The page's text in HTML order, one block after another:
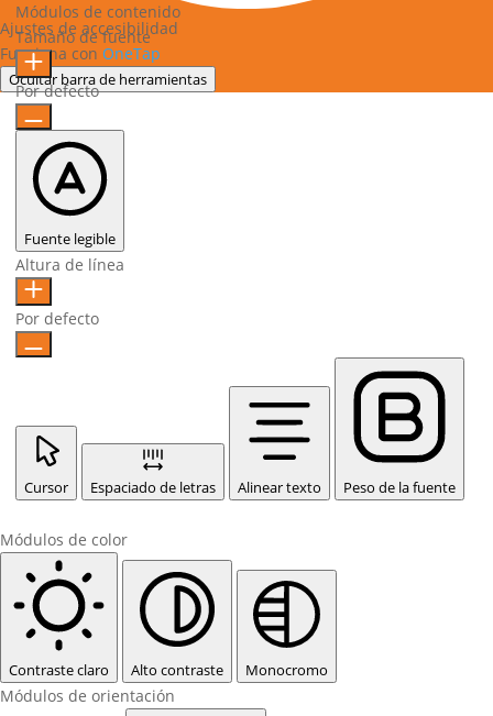
Ajustes de accesibilidad
Funciona con OneTap
Ocultar barra de herramientas
Módulos de contenido
Tamaño de fuente
Por defecto
Fuente legible
Altura de línea
Por defecto
Cursor Espaciado de letras Alinear texto Peso de la fuente
Módulos de color
Contraste claro Alto contraste Monocromo
Módulos de orientación